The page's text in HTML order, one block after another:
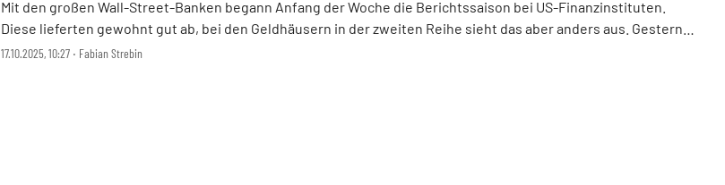
17.10.2025, 10:27 ‧ Fabian Strebin
Mit den großen Wall-Street-Banken begann Anfang der Woche die Berichtssaison bei US-Finanzinstituten.
Diese lieferten gewohnt gut ab, bei den Geldhäusern in der zweiten Reihe sieht das aber anders aus. Gestern
schreckten mehrere Abschreibungen be ...